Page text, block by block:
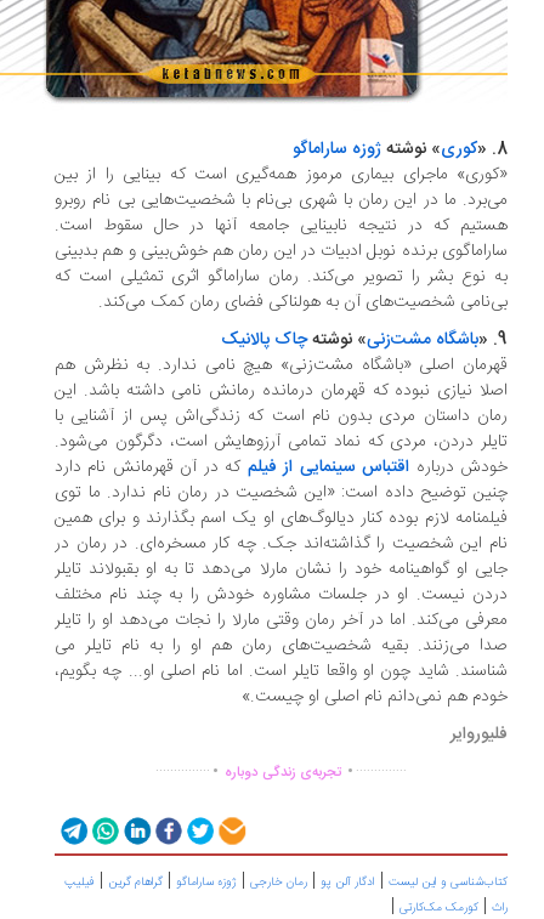
کوری » نوشته ژوزه ساراماگو
ماجرای بیماری مرموز همه‌گیری است که بینایی را از بین
ما در این رمان با شهری بی‌نام با شخصیت‌هایی بی نام روبرو
که در نتیجه نابینایی جامعه آنها در حال سقوط است.
برنده نوبل ادبیات در این رمان هم خوش‌بینی و هم بدبینی
نوع بشر را تصویر می‌کند. رمان ساراماگو اثری تمثیلی است که
شخصیت‌های آن به هولناکی فضای رمان کمک می‌کند.
باشگاه مشت‌زنی» نوشته چاک پالانیک
اصلی «باشگاه مشت‌زنی» هیچ نامی ندارد. به نظرش هم
نیازی نبوده که قهرمان درمانده رمانش نامی داشته باشد. این
داستان مردی بدون نام است که زندگی‌اش پس از آشنایی با
دردن، مردی که نماد تمامی آرزوهایش است، دگرگون می‌شود.
درباره اقتباس سینمایی از فیلم که در آن قهرمانش نام دارد
توضیح داده است: «این شخصیت در رمان نام ندارد. ما توی
لازم بوده کنار دیالوگ‌های او یک اسم بگذارند و برای همین
این شخصیت را گذاشته‌اند جک. چه کار مسخره‌ای. در رمان در
او گواهینامه خود را نشان مارلا می‌دهد تا به او بقبولاند تایلر
نیست. او در جلسات مشاوره خودش را به چند نام مختلف
می‌کند. اما در آخر رمان وقتی مارلا را نجات می‌دهد او را تایلر
می‌زنند. بقیه شخصیت‌های رمان هم او را به نام تایلر می
شاید چون او واقعا تایلر است. اما نام اصلی او... چه بگویم،
هم نمی‌دانم نام اصلی او چیست.»
............... .تجربه‌ی زندگی دوباره ...............
و این لیست | ادگار آلن پو|رمان خارجی|ژوزه ساراماگو|گراهام گرین|فیلیپ
کورمک مک‌کارتی|